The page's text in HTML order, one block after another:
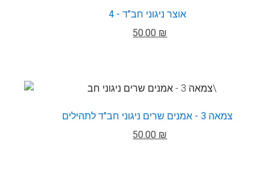
אוצר ניגוני חב"ד - 4
50.00 ₪
צמאה 3 - אמנים שרים ניגוני חב"ד לתהילים
50.00 ₪